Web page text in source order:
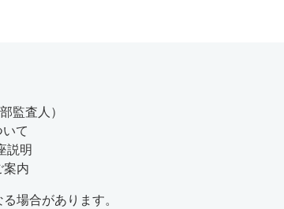
監査人）
て
説明
内
場合があります。